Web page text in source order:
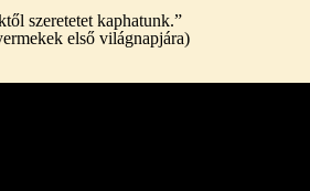
szeretetet kaphatunk.”
első világnapjára)